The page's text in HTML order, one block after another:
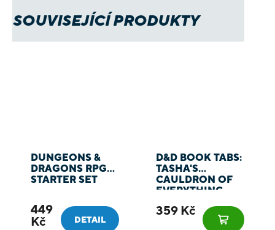
SOUVISEJÍCÍ PRODUKTY
DUNGEONS &
DRAGONS RPG
STARTER SET
449
Kč
DETAIL
D&D BOOK TABS:
TASHA'S
CAULDRON OF
EVERYTHING -
KNIHY
359 Kč